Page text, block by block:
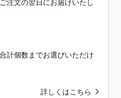
計個数までお選びいただけ
詳しくはこちら